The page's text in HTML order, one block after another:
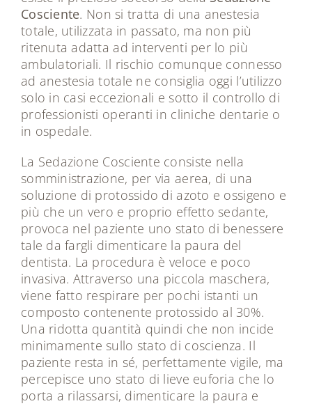
Cosciente. Non si tratta di una anestesia
totale, utilizzata in passato, ma non più
ritenuta adatta ad interventi per lo più
ambulatoriali. Il rischio comunque connesso
ad anestesia totale ne consiglia oggi l’utilizzo
solo in casi eccezionali e sotto il controllo di
professionisti operanti in cliniche dentarie o
in ospedale.
La Sedazione Cosciente consiste nella
somministrazione, per via aerea, di una
soluzione di protossido di azoto e ossigeno e
più che un vero e proprio effetto sedante,
provoca nel paziente uno stato di benessere
tale da fargli dimenticare la paura del
dentista. La procedura è veloce e poco
invasiva. Attraverso una piccola maschera,
viene fatto respirare per pochi istanti un
composto contenente protossido al 30%.
Una ridotta quantità quindi che non incide
minimamente sullo stato di coscienza. Il
paziente resta in sé, perfettamente vigile, ma
percepisce uno stato di lieve euforia che lo
porta a rilassarsi, dimenticare la paura e